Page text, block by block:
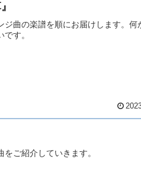
ジ曲の楽譜を順にお届けします。何
す。
ご紹介していきます。